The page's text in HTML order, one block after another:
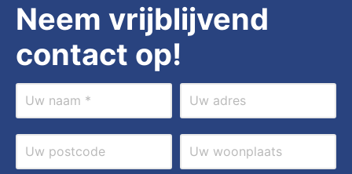
Neem vrijblijvend
contact op!